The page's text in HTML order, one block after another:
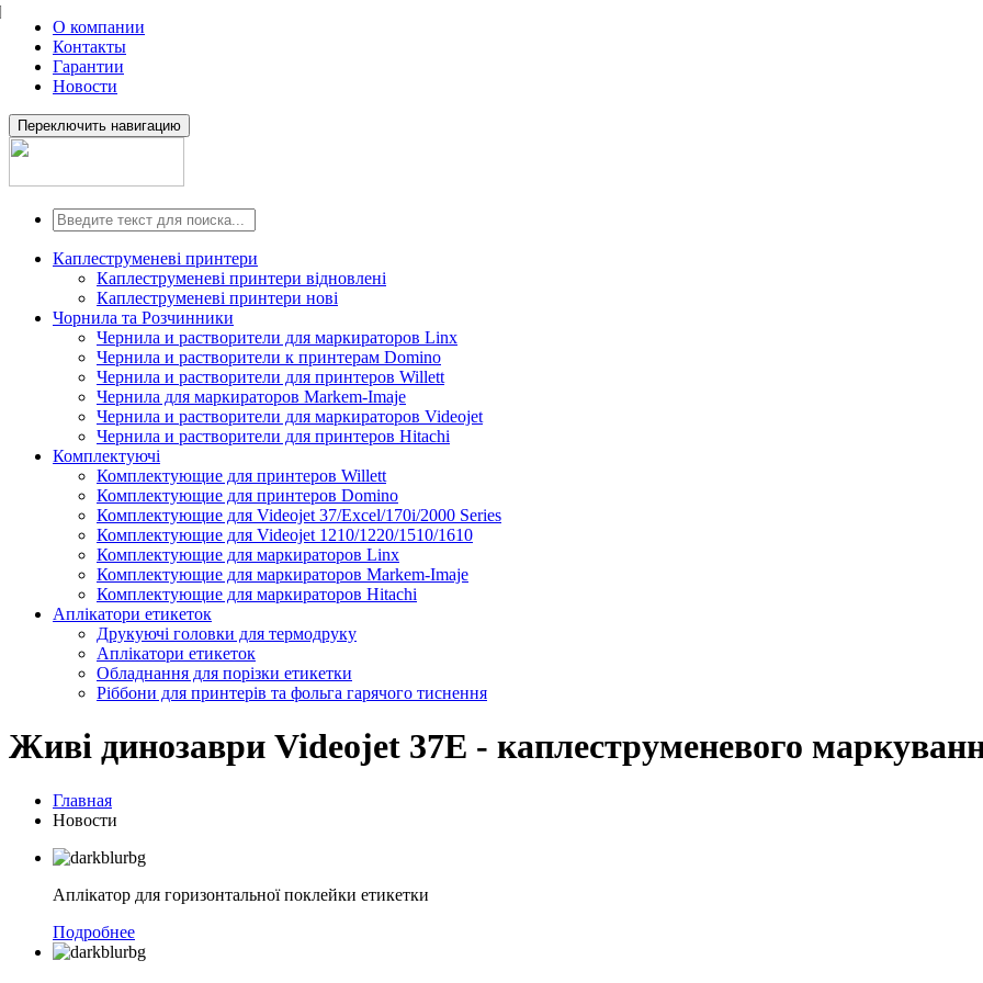
О компании
Контакты
Гарантии
Новости
Переключить навигацию
Каплеструменеві принтери
Каплеструменеві принтери відновлені
Каплеструменеві принтери нові
Чорнила та Розчинники
Чернила и растворители для маркираторов Linx
Чернила и растворители к принтерам Domino
Чернила и растворители для принтеров Willett
Чернила для маркираторов Markem-Imaje
Чернила и растворители для маркираторов Videojet
Чернила и растворители для принтеров Hitachi
Комплектуючі
Комплектующие для принтеров Willett
Комплектующие для принтеров Domino
Комплектующие для Videojet 37/Excel/170i/2000 Series
Комплектующие для Videojet 1210/1220/1510/1610
Комплектующие для маркираторов Linx
Комплектующие для маркираторов Markem-Imaje
Комплектующие для маркираторов Hitachi
Аплікатори етикеток
Друкуючі головки для термодруку
Аплікатори етикеток
Обладнання для порізки етикетки
Ріббони для принтерів та фольга гарячого тиснення
Живі динозаври Videojet 37E - каплеструменевого
Главная
Новости
Аплікатор для горизонтальної поклейки етикетки
Подробнее